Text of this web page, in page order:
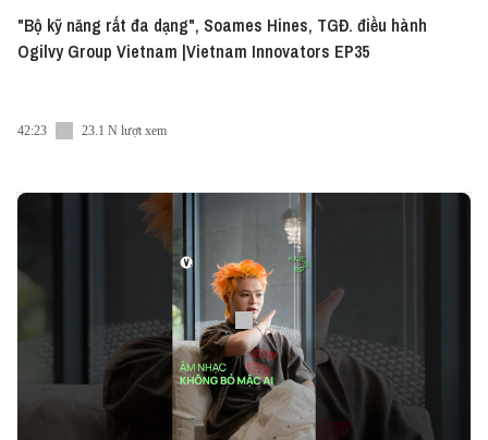
"Bộ kỹ năng rất đa dạng", Soames Hines, TGĐ. điều hành
Ogilvy Group Vietnam |Vietnam Innovators EP35
42:23 23.1 N lượt xem